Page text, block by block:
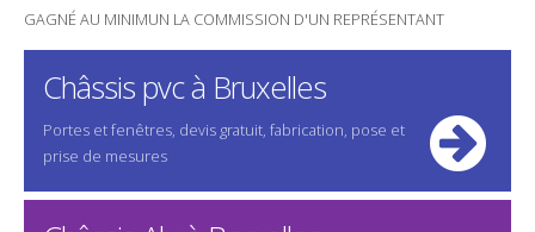
GAGNÉ AU MINIMUN LA COMMISSION D'UN REPRÉSENTANT
Châssis pvc à Bruxelles
Portes et fenêtres, devis gratuit, fabrication, pose et
prise de mesures